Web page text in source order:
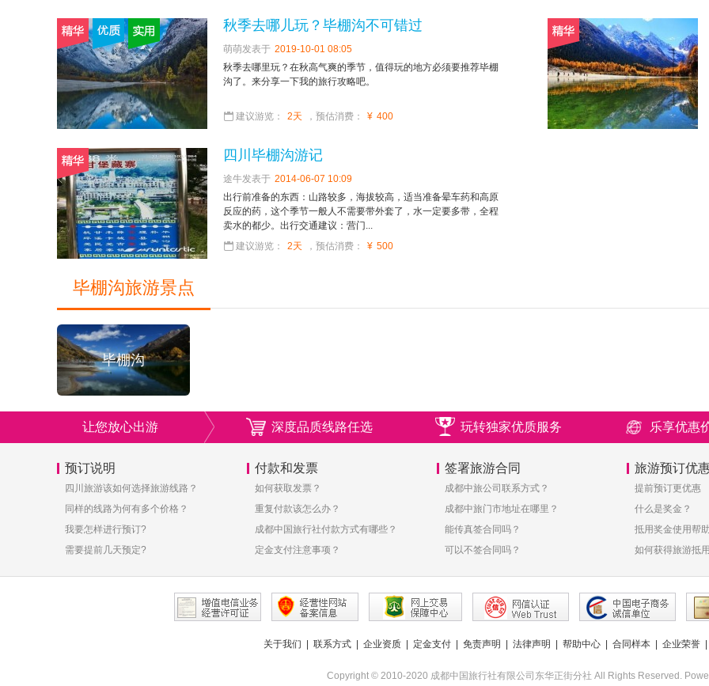
秋季去哪儿玩？毕棚沟不可错过
萌萌发表于 2019-10-01 08:05
秋季去哪里玩？在秋高气爽的季节，值得玩的地方必须要推荐毕棚
沟了。来分享一下我的旅行攻略吧。
建议游览： 2天 ，预估消费： ¥ 400
四川毕棚沟游记
途牛发表于 2014-06-07 10:09
出行前准备的东西：山路较多，海拔较高，适当准备晕车药和高原
反应的药，这个季节一般人不需要带外套了，水一定要多带，全程
卖水的都少。出行交通建议：营门...
建议游览：
2天 ，预估消费： ¥ 500
毕棚沟旅游景点
毕棚沟
让您放心出游 深度品质线路任选 玩转独家优质服务 乐享优惠
预订说明
四川旅游该如何选择旅游线路？
同样的线路为何有多个价格？
我要怎样进行预订?
需要提前几天预定?
付款和发票
如何获取发票？
重复付款该怎么办？
成都中国旅行社付款方式有哪些？
定金支付注意事项？
签署旅游合同
成都中旅公司联系方式？
成都中旅门市地址在哪里？
能传真签合同吗？
可以不签合同吗？
旅游预订优
提前预订更优惠
什么是奖金？
抵用奖金使用帮
如何获得旅游抵
关于我们 联系方式 企业资质 定金支付 免责声明 法律声明 帮助中心 合同样本 企业荣誉
Copyright © 2010-2020 成都中国旅行社有限公司东华正街分社 All Rights Reserved.